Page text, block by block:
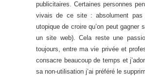
publicitaires. Certaines personnes
vivais de ce site : absolument pas
utopique de croire qu’on peut gagner
un site web). Cela reste une
toujours, entre ma vie privée et
consacre beaucoup de temps et
sa non-utilisation j’ai préféré le